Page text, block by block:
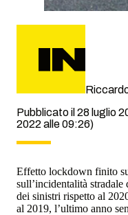
Pubblicato il 28 luglio
2022 alle 09:26)
Effetto lockdown finito
sull’incidentalità stradale
dei sinistri rispetto al
al 2019, l’ultimo anno